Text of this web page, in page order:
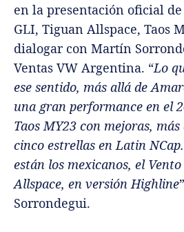
en la presentación oficial
GLI, Tiguan Allspace, Taos
dialogar con Martín
Ventas VW Argentina. “Lo
ese sentido, más allá de
una gran performance en el
Taos MY23 con mejoras,
cinco estrellas en Latin
están los mexicanos, el
Allspace, en versión Highline
Sorrondegui.